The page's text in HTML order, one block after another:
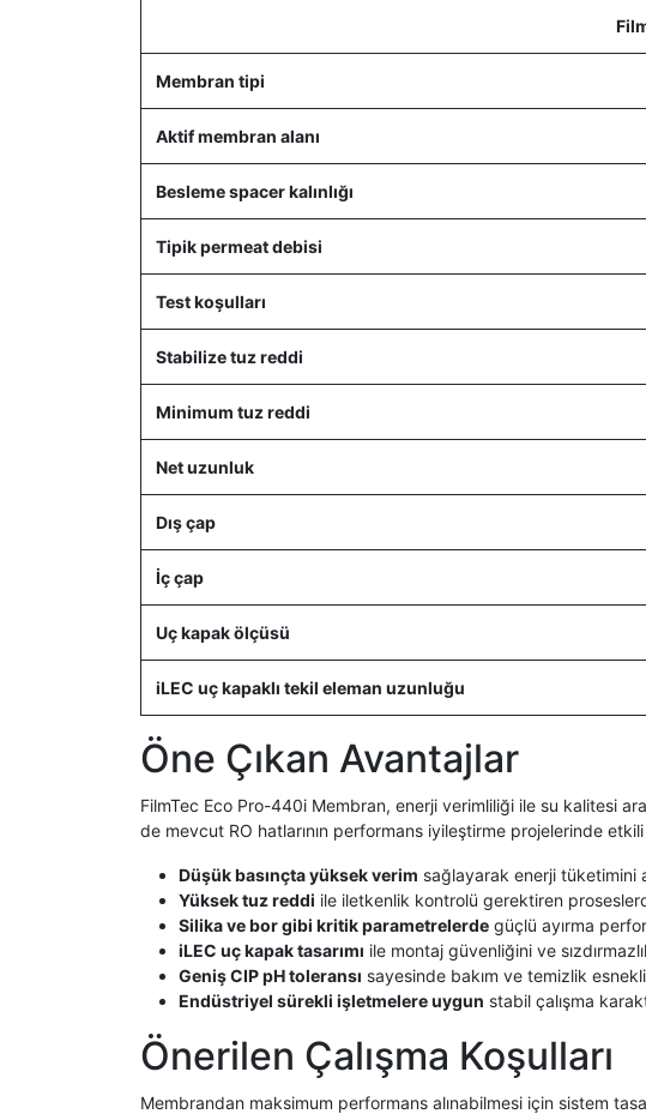
Membran tipi
Aktif membran alanı
Besleme spacer kalınlığı
Tipik permeat debisi
Test koşulları
Stabilize tuz reddi
Minimum tuz reddi
Net uzunluk
Dış çap
İç çap
Uç kapak ölçüsü
iLEC uç kapaklı tekil eleman uzunluğu
Öne Çıkan Avantajlar
FilmTec Eco Pro-440i Membran, enerji verimliliği ile su kalitesi
de mevcut RO hatlarının performans iyileştirme projelerinde
Düşük basınçta yüksek verim sağlayarak enerji tüketimini
Yüksek tuz reddi ile iletkenlik kontrolü gerektiren
Silika ve bor gibi kritik parametrelerde güçlü ayırma
iLEC uç kapak tasarımı ile montaj güvenliğini ve
Geniş CIP pH toleransı sayesinde bakım ve temizlik
Endüstriyel sürekli işletmelere uygun stabil çalışma
Önerilen Çalışma Koşulları
Membrandan maksimum performans alınabilmesi için sistem